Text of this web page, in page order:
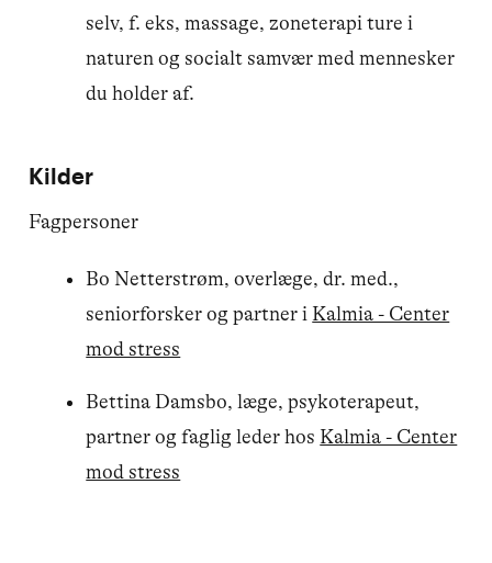
selv, f. eks, massage, zoneterapi ture i
naturen og socialt samvær med mennesker
du holder af.
Kilder
Fagpersoner
Bo Netterstrøm, overlæge, dr. med.,
seniorforsker og partner i Kalmia - Center
mod stress
Bettina Damsbo, læge, psykoterapeut,
partner og faglig leder hos Kalmia - Center
mod stress